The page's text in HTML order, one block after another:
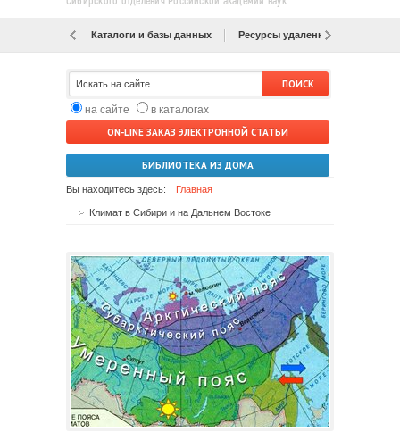
Каталоги и базы данных Ресурсы удаленного доступа
на сайте
в каталогах
ON-LINE ЗАКАЗ ЭЛЕКТРОННОЙ СТАТЬИ
БИБЛИОТЕКА ИЗ ДОМА
Вы находитесь здесь: Главная
Климат в Сибири и на Дальнем Востоке